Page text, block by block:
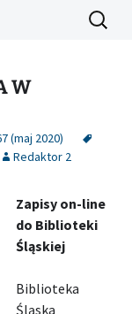
Szukaj:
W
(maj 2020)
Redaktor 2
Zapisy on-line
do Biblioteki
Śląskiej
Biblioteka
Śląska